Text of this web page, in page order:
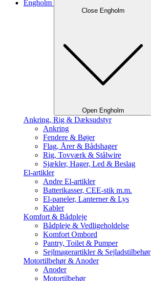
Engholm
Close Engholm
Open Engholm
Ankring, Rig & Dæksudstyr
Ankring
Fendere & Bøjer
Flag, Årer & Bådshager
Rig, Tovværk & Stålwire
Sjækler, Hager, Led & Beslag
El-artikler
Andre El-artikler
Batterikasser, CEE-stik m.m.
El-paneler, Lanterner & Lys
Kabler
Komfort & Bådpleje
Bådpleje & Vedligeholdelse
Komfort Ombord
Pantry, Toilet & Pumper
Sejlmagerartikler & Sejladstilbehør
Motortilbehør & Anoder
Anoder
Motortilbehør